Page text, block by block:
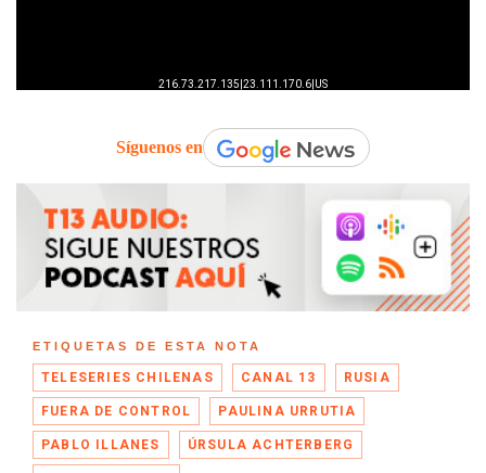
Síguenos en
ETIQUETAS DE ESTA NOTA
TELESERIES CHILENAS CANAL 13 RUSIA
FUERA DE CONTROL PAULINA URRUTIA
PABLO ILLANES ÚRSULA ACHTERBERG